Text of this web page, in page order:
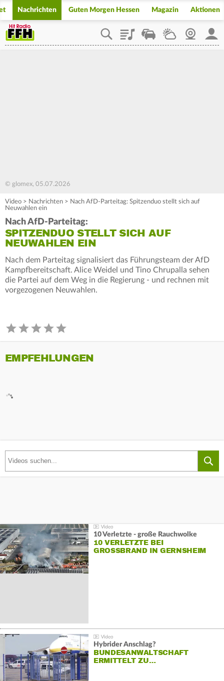
Nachrichten Guten Morgen Hessen Magazin Aktionen
PlaylistStaupilotWetterWebcam
© glomex, 05.07.2026
Video > Nachrichten > Nach AfD-Parteitag: Spitzenduo stellt sich auf
Neuwahlen ein
Nach AfD-Parteitag:
SPITZENDUO STELLT SICH AUF
NEUWAHLEN EIN
Nach dem Parteitag signalisiert das Führungsteam der AfD
Kampfbereitschaft. Alice Weidel und Tino Chrupalla sehen
die Partei auf dem Weg in die Regierung - und rechnen mit
vorgezogenen Neuwahlen.
EMPFEHLUNGEN
10 Verletzte - große Rauchwolke
10 VERLETZTE BEI
GROSSBRAND IN GERNSHEIM
Hybrider Anschlag?
BUNDESANWALTSCHAFT
ERMITTELT ZU…